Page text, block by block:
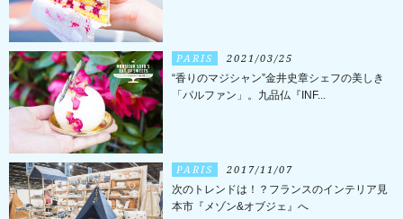
PARIS 2021/03/25
“香りのマジシャン”金井史章シェフの美しき
「パルファン」。九品仏『INF...
PARIS 2017/11/07
次のトレンドは！？フランスのインテリア見
本市『メゾン&オブジェ』へ